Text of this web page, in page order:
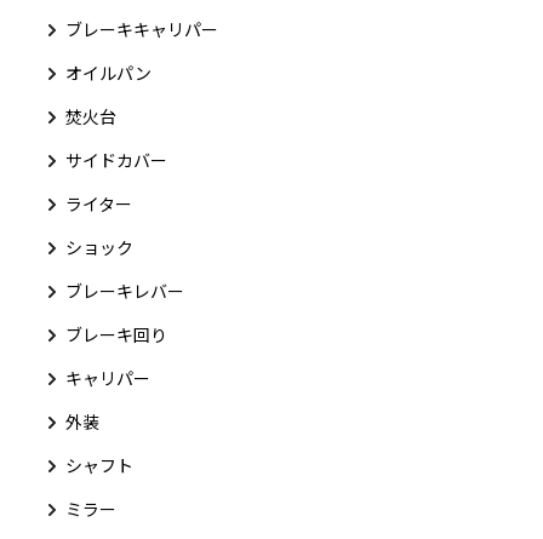
ブレーキキャリパー
オイルパン
焚火台
サイドカバー
ライター
ショック
ブレーキレバー
ブレーキ回り
キャリパー
外装
シャフト
ミラー